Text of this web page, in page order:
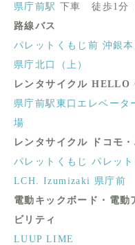
県庁前駅 下車 徒歩1分
路線バス
パレットくもじ前 沖銀
県庁北口（上）
レンタサイクル
県庁前駅東口エレベータ
場
レンタサイクル ドコモ
パレットくもじ
パレッ
LCH. Izumizaki 県庁前
電動キックボード・電動
ビリティ
LUUP LIME